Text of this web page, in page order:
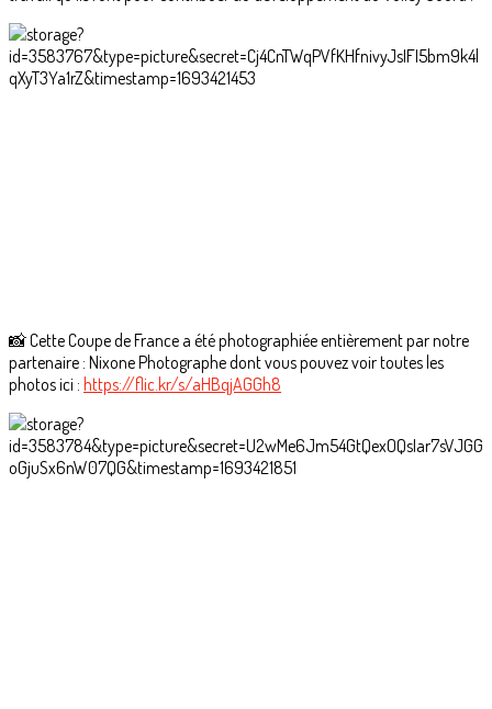
📸 Cette Coupe de France a été photographiée entièrement par notre
partenaire : Nixone Photographe dont vous pouvez voir toutes les
photos ici : https://flic.kr/s/aHBqjAGGh8